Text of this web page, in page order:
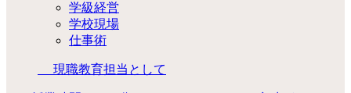
学級経営
学校現場
仕事術
現職教育担当として